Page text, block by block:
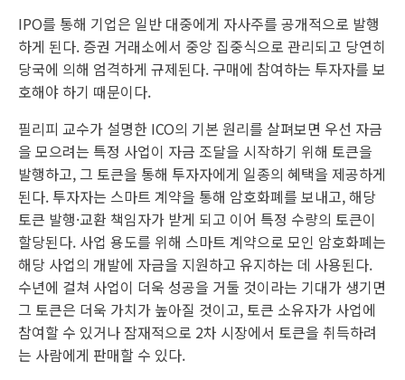
IPO를 통해 기업은 일반 대중에게 자사주를 공개적으로 발행
하게 된다. 증권 거래소에서 중앙 집중식으로 관리되고 당연히
당국에 의해 엄격하게 규제된다. 구매에 참여하는 투자자를 보
호해야 하기 때문이다.
필리피 교수가 설명한 ICO의 기본 원리를 살펴보면 우선 자금
을 모으려는 특정 사업이 자금 조달을 시작하기 위해 토큰을
발행하고, 그 토큰을 통해 투자자에게 일종의 혜택을 제공하게
된다. 투자자는 스마트 계약을 통해 암호화폐를 보내고, 해당
토큰 발행·교환 책임자가 받게 되고 이어 특정 수량의 토큰이
할당된다. 사업 용도를 위해 스마트 계약으로 모인 암호화폐는
해당 사업의 개발에 자금을 지원하고 유지하는 데 사용된다.
수년에 걸쳐 사업이 더욱 성공을 거둘 것이라는 기대가 생기면
그 토큰은 더욱 가치가 높아질 것이고, 토큰 소유자가 사업에
참여할 수 있거나 잠재적으로 2차 시장에서 토큰을 취득하려
는 사람에게 판매할 수 있다.